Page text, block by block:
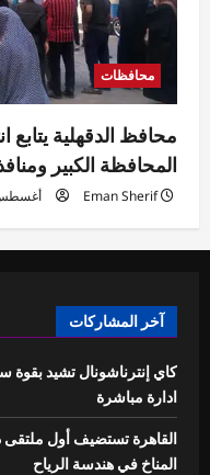
محافظات
محافظ الدقهلية يتابع
المحافظة الكبير
Eman Sherif أغسطس 8,
آخر المشاركات
كاي إنترناشونال تشيد
ادارة مباشرة
القاهرة تستضيف أول ملتقى
المناخ في هندسة الرياح